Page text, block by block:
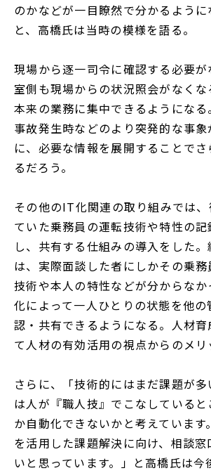
のかなどが一目瞭然で分かるように
と、高橋氏は当時の模様を語る。
現場から逐一司令に確認する必要
室側も現場からの状況照会がなくな
本来の業務に集中できるようになる
事故発生時などのより突発的な事
に、必要な情報を展開することで
るだろう。
その他のIT化関連の取り組みでは
ていた乗務員の運転技術や特性の
し、共有する仕組みの導入をした
は、実際面談した者にしかその乗
技術や本人の特性などが分からなか
化によって一人ひとりの状態を他
認・共有できるようになる。人材育
て人材の有効活用の視点からのメリ
さらに、「技術的にはまだ課題が
は人が『職人技』でこなしていると
か自動化できないかと考えていま
を活用した課題解決に向け、相談窓
いと思っています。」と高橋氏は今